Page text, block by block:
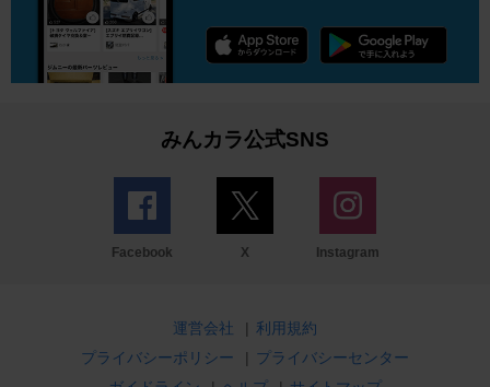
みんカラ公式SNS
Facebook X Instagram
運営会社 | 利用規約
プライバシーポリシー
| プライバシーセンター